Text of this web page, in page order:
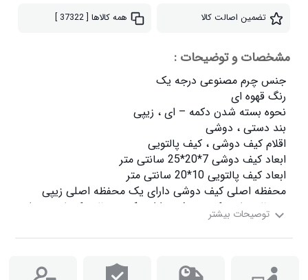
تضمین اصالت کالا همه کالاها [ 37322 ]
مشخصات و توضیحات :
طول بند 110 سانتی متر ، قابل تنظیم و قابل جداسازی